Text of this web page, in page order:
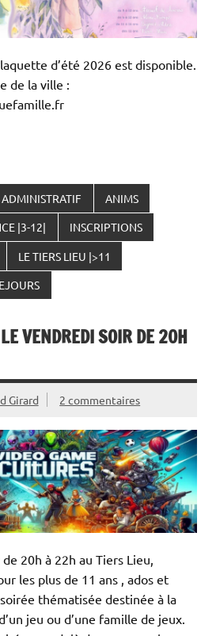
d’été 2026 est disponible.
de la ville :
ADMINISTRATIF ANIMS
|3-12| INSCRIPTIONS
LE TIERS LIEU |>11
VENDREDI SOIR DE 20H
Girard 2 commentaires
20h à 22h au Tiers Lieu,
les plus de 11 ans , ados et
thématisée destinée à la
jeu ou d’une famille de jeux.